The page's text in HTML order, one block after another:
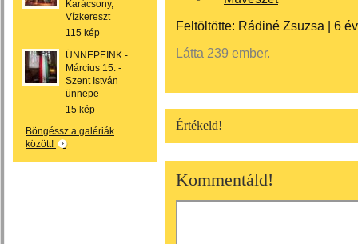
Karácsony,
Vízkereszt
115 kép
ÜNNEPEINK -
Március 15. -
Szent István
ünnepe
15 kép
Böngéssz a galériák
között!
Feltöltötte: Rádiné Zsuzsa | 6
Látta 239 ember.
Értékeld!
Kommentáld!